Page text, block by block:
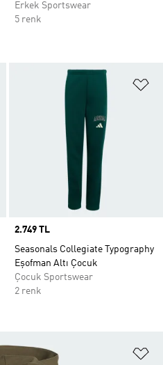
Erkek Sportswear
5 renk
Favori Listesine Ekle
Price
2.749 TL
Seasonals Collegiate Typography
Eşofman Altı Çocuk
Çocuk Sportswear
2 renk